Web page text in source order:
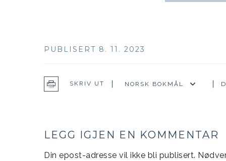
PUBLISERT 8. 11. 2023
SKRIV UT
LEGG IGJEN EN KOMMENTAR
Din epost-adresse vil ikke bli publisert.